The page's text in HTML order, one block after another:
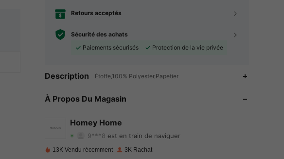
Retours acceptés
Sécurité des achats
Paiements sécurisés
Protection de la vie privée
Description Étoffe,100% Polyester,Papetier
À Propos Du Magasin
Homey Home
4.91 12 431
4.91 12
4.91
9***8 est en train de naviguer
13K Vendu récemment 3K Rachat